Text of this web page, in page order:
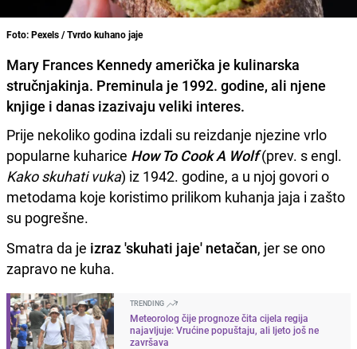
Foto: Pexels / Tvrdo kuhano jaje
Mary Frances Kennedy američka je kulinarska
stručnjakinja. Preminula je 1992. godine, ali njene
knjige i danas izazivaju veliki interes.
Prije nekoliko godina izdali su reizdanje njezine vrlo
popularne kuharice How To Cook A Wolf(prev. s engl.
Kako skuhati vuka) iz 1942. godine, a u njoj govori o
metodama koje koristimo prilikom kuhanja jaja i zašto
su pogrešne.
Smatra da je izraz 'skuhati jaje' netačan, jer se ono
zapravo ne kuha.
TRENDING
Meteorolog čije prognoze čita cijela regija
najavljuje: Vrućine popuštaju, ali ljeto još ne
završava